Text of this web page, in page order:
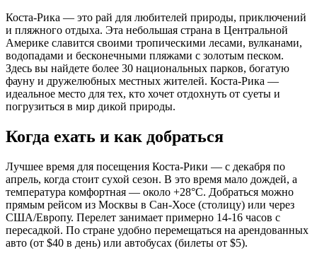
Коста-Рика — это рай для любителей природы, приключений
и пляжного отдыха. Эта небольшая страна в Центральной
Америке славится своими тропическими лесами, вулканами,
водопадами и бесконечными пляжами с золотым песком.
Здесь вы найдете более 30 национальных парков, богатую
фауну и дружелюбных местных жителей. Коста-Рика —
идеальное место для тех, кто хочет отдохнуть от суеты и
погрузиться в мир дикой природы.
Когда ехать и как добраться
Лучшее время для посещения Коста-Рики — с декабря по
апрель, когда стоит сухой сезон. В это время мало дождей, а
температура комфортная — около +28°C. Добраться можно
прямым рейсом из Москвы в Сан-Хосе (столицу) или через
США/Европу. Перелет занимает примерно 14-16 часов с
пересадкой. По стране удобно перемещаться на арендованных
авто (от $40 в день) или автобусах (билеты от $5).